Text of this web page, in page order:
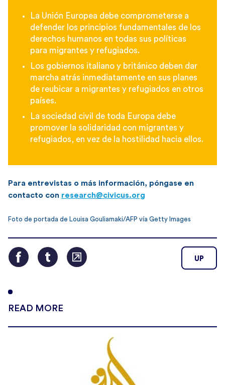
La Unión Europea debe comprometerse a
defender los principios fundamentales de los
derechos humanos en todas sus políticas
para migrantes y refugiados.
Los gobiernos italiano y británico deben dar
marcha atrás inmediatamente en sus planes
de reubicar a migrantes y refugiados en otros
países.
La sociedad civil de toda Europa debe
promover la solidaridad con migrantes y
refugiados, en vez de la hostilidad hacia ellos.
Para entrevistas o más información, póngase en
contacto con research@civicus.org
Foto de portada de Louisa Gouliamaki/AFP vía Getty Images
UP
READ MORE